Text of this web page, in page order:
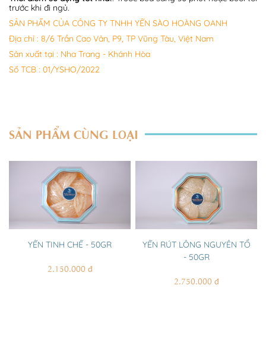
trước khi đi ngủ.
SẢN PHẨM CỦA CÔNG TY TNHH YẾN SÀO HOÀNG OANH
Địa chỉ : 8/6 Trần Cao Vân, P9, TP Vũng Tàu, Việt Nam
Sản xuất tại : Nha Trang - Khánh Hòa
Số TCB : 01/YSHO/2022
SẢN PHẨM CÙNG LOẠI
YẾN TINH CHẾ - 50GR
2.150.000 đ
YẾN RÚT LÔNG NGUYÊN TỔ
- 50GR
2.750.000 đ